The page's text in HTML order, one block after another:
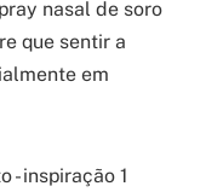
nasal de soro
que sentir a
em